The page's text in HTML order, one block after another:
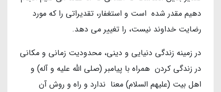
دهیم مقدر شده است و استغفار، تقدیراتی را که مورد
رضایت خداوند نیست، را تغییر می دهد.
در زمینه زندگی دنیایی و دینی، محدودیت زمانی و مکانی
در زندگی کردن همراه با پیامبر (صلی الله علیه و آله) و
اهل بیت (علیهم السلام) معنا ندارد و راه و روش آن